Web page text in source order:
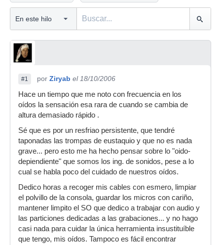
#1 por Ziryab el 18/10/2006
Hace un tiempo que me noto con frecuencia en los
oídos la sensación esa rara de cuando se cambia de
altura demasiado rápido .
Sé que es por un resfriao persistente, que tendré
taponadas las trompas de eustaquio y que no es nada
grave... pero esto me ha hecho pensar sobre lo "oido-
depiendiente" que somos los ing. de sonidos, pese a lo
cual se habla poco del cuidado de nuestros oídos.
Dedico horas a recoger mis cables con esmero, limpiar
el polvillo de la consola, guardar los micros con cariño,
mantener limpito el SO que dedico a trabajar con audio y
las particiones dedicadas a las grabaciones... y no hago
casi nada para cuidar la única herramienta insustituíble
que tengo, mis oídos. Tampoco es fácil encontrar